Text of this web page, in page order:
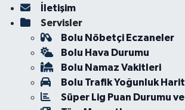
İletişim
Servisler
Bolu Nöbetçi Eczaneler
Bolu Hava Durumu
Bolu Namaz Vakitleri
Bolu Trafik Yoğunluk
Süper Lig Puan Durumu